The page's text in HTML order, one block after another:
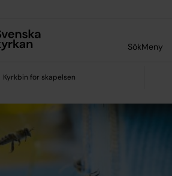
SökMeny
Kyrkbin för skapelsen